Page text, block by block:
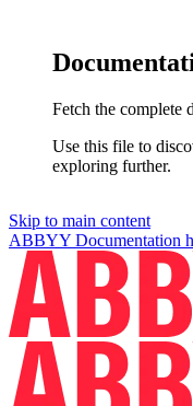
Fetch the complete
Use this file to
exploring further.
Skip to main content
ABBYY Documentation